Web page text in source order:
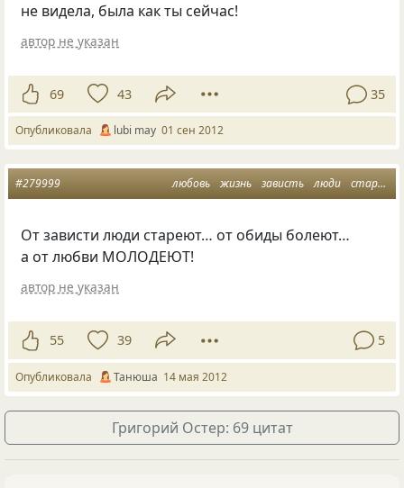
не видела, была как ты сейчас!
автор не указан
69 43 35
Опубликовала lubi may 01 сен 2012
любовь жизнь зависть люди старость
#279999
От зависти люди стареют… от обиды болеют…
а от любви МОЛОДЕЮТ!
автор не указан
55 39 5
Опубликовала Танюша 14 мая 2012
Григорий Остер: 69 цитат